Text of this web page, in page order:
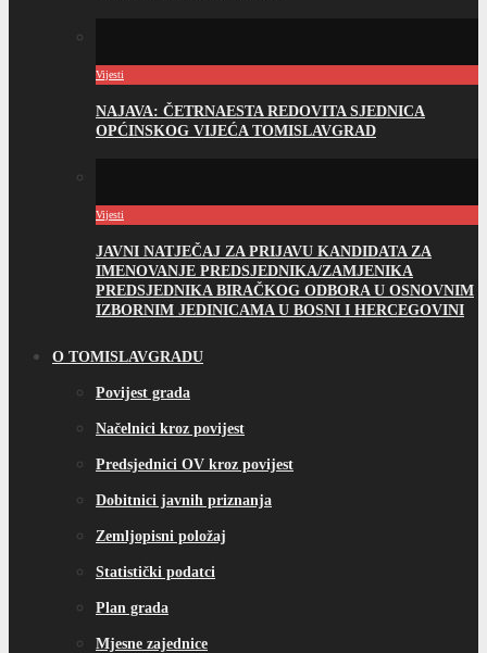
Vijesti
NAJAVA: ČETRNAESTA REDOVITA SJEDNICA
OPĆINSKOG VIJEĆA TOMISLAVGRAD
Vijesti
JAVNI NATJEČAJ ZA PRIJAVU KANDIDATA ZA
IMENOVANJE PREDSJEDNIKA/ZAMJENIKA
PREDSJEDNIKA BIRAČKOG ODBORA U OSNOVNIM
IZBORNIM JEDINICAMA U BOSNI I HERCEGOVINI
O TOMISLAVGRADU
Povijest grada
Načelnici kroz povijest
Predsjednici OV kroz povijest
Dobitnici javnih priznanja
Zemljopisni položaj
Statistički podatci
Plan grada
Mjesne zajednice